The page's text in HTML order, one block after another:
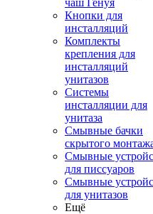
чаш Генуя
Кнопки для
инсталляций
Комплекты
крепления для
инсталляций
унитазов
Системы
инсталляции для
унитаза
Смывные бачки
скрытого
Смывные
для писсуаров
Смывные
для унитазов
Ещё